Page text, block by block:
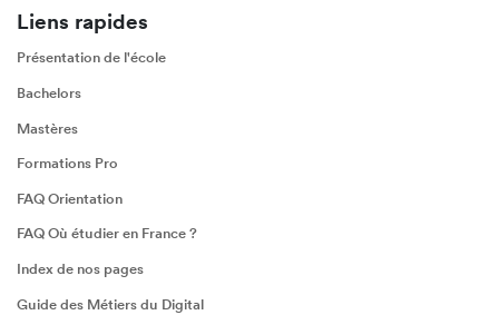
Liens rapides
Présentation de l'école
Bachelors
Mastères
Formations Pro
FAQ Orientation
FAQ Où étudier en France ?
Index de nos pages
Guide des Métiers du Digital